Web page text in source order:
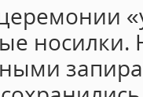
носилки.